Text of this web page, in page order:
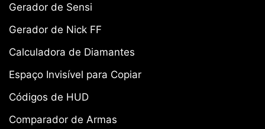
Gerador de Sensi
Gerador de Nick FF
Calculadora de Diamantes
Espaço Invisível para Copiar
Códigos de HUD
Comparador de Armas